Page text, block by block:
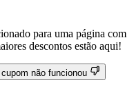
para uma página com
descontos estão aqui!
não funcionou